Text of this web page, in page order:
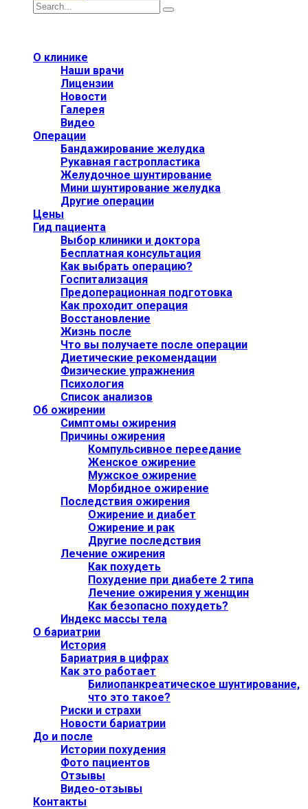
О клинике
Наши врачи
Лицензии
Новости
Галерея
Видео
Операции
Бандажирование желудка
Рукавная гастропластика
Желудочное шунтирование
Мини шунтирование желудка
Другие операции
Цены
Гид пациента
Выбор клиники и доктора
Бесплатная консультация
Как выбрать операцию?
Госпитализация
Предоперационная подготовка
Как проходит операция
Восстановление
Жизнь после
Что вы получаете после операции
Диетические рекомендации
Физические упражнения
Психология
Список анализов
Об ожирении
Симптомы ожирения
Причины ожирения
Компульсивное переедание
Женское ожирение
Мужское ожирение
Морбидное ожирение
Последствия ожирения
Ожирение и диабет
Ожирение и рак
Другие последствия
Лечение ожирения
Как похудеть
Похудение при диабете 2 типа
Лечение ожирения у женщин
Как безопасно похудеть?
Индекс массы тела
О бариатрии
История
Бариатрия в цифрах
Как это работает
Билиопанкреатическое шунтирование,
что это такое?
Риски и страхи
Новости бариатрии
До и после
Истории похудения
Фото пациентов
Отзывы
Видео-отзывы
Контакты